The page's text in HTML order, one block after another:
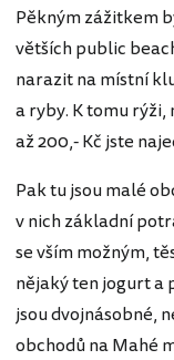
Pěkným zážitkem
větších public
narazit na místní
a ryby. K tomu
až 200,- Kč jste
Pak tu jsou malé
v nich základní
se vším možným,
nějaký ten jogurt a
jsou dvojnásobné,
obchodů na Mahé